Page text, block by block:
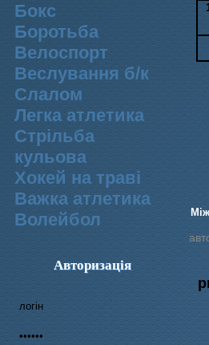
Бокс
Боротьба
Велоспорт
Веслування б/к
Cлалом
Легка атлетика
Стрільба
кульова
Хокей на траві
Важка атлетика
Волейбол
Авторизація